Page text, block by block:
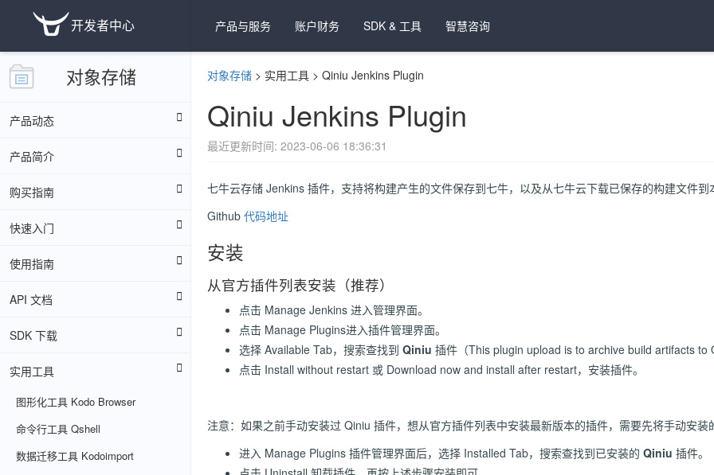
开发者中心 产品与服务 账户财务 SDK & 工具 智慧咨询
对象存储
产品动态
产品简介
购买指南
快速入门
使用指南
API 文档
SDK 下载
实用工具
图形化工具 Kodo Browser
命令行工具 Qshell
数据迁移工具 Kodoimport
对象存储 > 实用工具 > Qiniu Jenkins Plugin
Qiniu Jenkins Plugin
最近更新时间: 2023-06-06 18:36:31
七牛云存储 Jenkins 插件，支持将构建产生的文件保存到七牛，以及从七牛云下载已保存的构建文件到
Github 代码地址
安装
从官方插件列表安装（推荐）
点击 Manage Jenkins 进入管理界面。
点击 Manage Plugins进入插件管理界面。
选择 Available Tab，搜索查找到 Qiniu 插件（This plugin upload is to archive build artifacts to
点击 Install without restart 或 Download now and install after restart，安装插件。
注意：如果之前手动安装过 Qiniu 插件，想从官方插件列表中安装最新版本的插件，需要先将手动安装
进入 Manage Plugins 插件管理界面后，选择 Installed Tab，搜索查找到已安装的 Qiniu 插件。